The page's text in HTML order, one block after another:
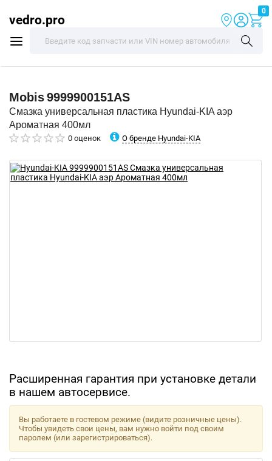
vedro.pro
0
Mobis9999900151AS
Смазка универсальная пластика Hyundai-KIA аэр
Ароматная 400мл
0 оценок О бренде Hyundai-KIA
Расширенная гарантия при установке детали
в нашем автосервисе.
Вы работаете в гостевом режиме (видите розничные цены).
Чтобы увидеть свои цены, вам нужно войти под своим
паролем (или зарегистрироваться).